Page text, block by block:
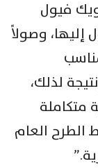
فيول
إليها، وصولاً
لذلك،
متكاملة
الطرح العام